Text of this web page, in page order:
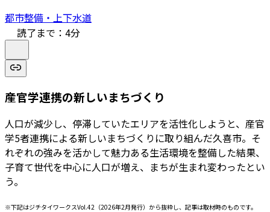
都市整備・上下水道
読了まで： 4分
産官学連携の新しいまちづくり
人口が減少し、停滞していたエリアを活性化しようと、産官
学5者連携による新しいまちづくりに取り組んだ久喜市。そ
れぞれの強みを活かして魅力ある生活環境を整備した結果、
子育て世代を中心に人口が増え、まちが生まれ変わったとい
う。
※下記はジチタイワークスVol.42（2026年2月発行）から抜粋し、記事は取材時のものです。